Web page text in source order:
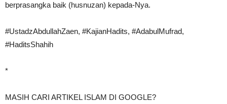
berprasangka baik (husnuzan) kepada-Nya.
#UstadzAbdullahZaen, #KajianHadits, #AdabulMufrad,
#HaditsShahih
*
MASIH CARI ARTIKEL ISLAM DI GOOGLE?